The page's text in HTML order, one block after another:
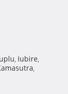
, Iubire,
,